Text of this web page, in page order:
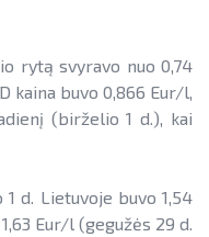
rytą svyravo nuo 0,74
kaina buvo 0,866 Eur/l,
(birželio 1 d.), kai
d. Lietuvoje buvo 1,54
Eur/l (gegužės 29 d.